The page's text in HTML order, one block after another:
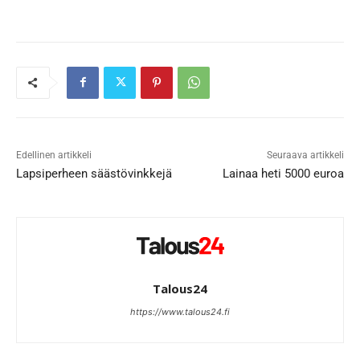
Edellinen artikkeli
Lapsiperheen säästövinkkejä
Seuraava artikkeli
Lainaa heti 5000 euroa
Talous24
https://www.talous24.fi